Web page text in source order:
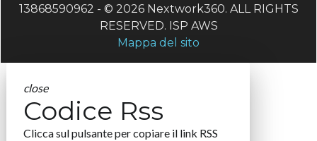
13868590962 - © 2026 Nextwork360. ALL RIGHTS
RESERVED. ISP AWS
Mappa del sito
close
Codice Rss
Clicca sul pulsante per copiare il link RSS